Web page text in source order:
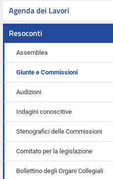
Agenda dei Lavori
Resoconti
Assemblea
Giunte e Commissioni
Audizioni
Indagini conoscitive
Stenografici delle Commissioni
Comitato per la legislazione
Bollettino degli Organi Collegiali